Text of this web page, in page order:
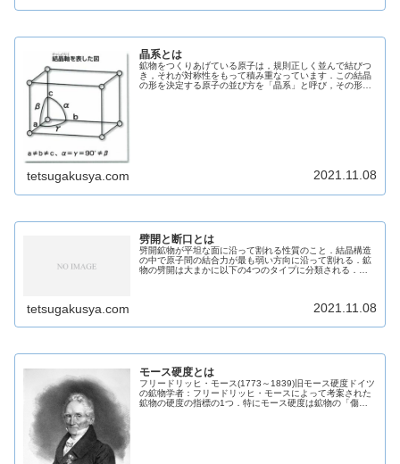
晶系とは
鉱物をつくりあげている原子は，規則正しく並んで結びつ
き，それが対称性をもって積み重なっています．この結晶
の形を決定する原子の並び方を「晶系」と呼び，その形に
tetsugakusya.com 2021.11.08
劈開と断口とは
劈開鉱物が平坦な面に沿って割れる性質のこと．結晶構造
の中で原子間の結合力が最も弱い方向に沿って割れる．鉱
物の劈開は大まかに以下の4つのタイプに分類される．完
tetsugakusya.com 2021.11.08
モース硬度とは
フリードリッヒ・モース(1773～1839)旧モース硬度ドイツ
の鉱物学者：フリードリッヒ・モースによって考案された
鉱物の硬度の指標の1つ．特にモース硬度は鉱物の「傷の